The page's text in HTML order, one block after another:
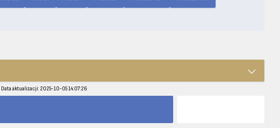
Data aktualizacji: 2025-10-05 14:07:26